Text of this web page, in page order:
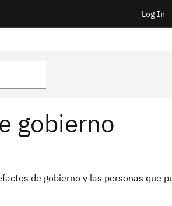
Log In
gobierno
de gobierno y las personas que